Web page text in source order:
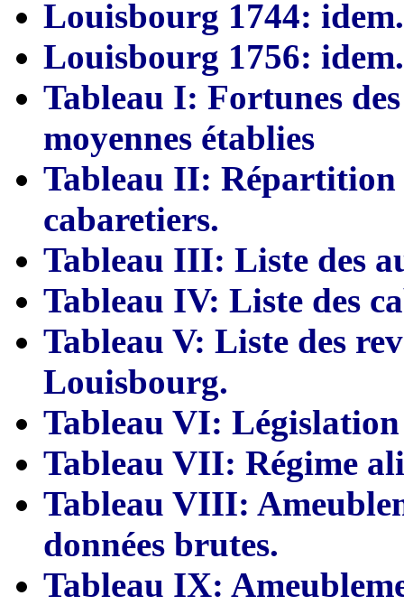
Louisbourg 1744: idem.
Louisbourg 1756: idem.
Tableau I: Fortunes
moyennes établies
Tableau II: Répartition
cabaretiers.
Tableau III: Liste des
Tableau IV: Liste des
Tableau V: Liste des
Louisbourg.
Tableau VI:
Tableau VII: Régime
Tableau VIII:
données brutes.
Tableau IX: